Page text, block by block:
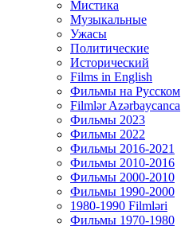
Мистика
Музыкальные
Ужасы
Политические
Исторический
Films in English
Фильмы на Русском
Filmlər Azərbaycanca
Фильмы 2023
Фильмы 2022
Фильмы 2016-2021
Фильмы 2010-2016
Фильмы 2000-2010
Фильмы 1990-2000
1980-1990 Filmləri
Фильмы 1970-1980